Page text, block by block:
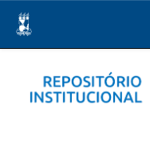
navigation